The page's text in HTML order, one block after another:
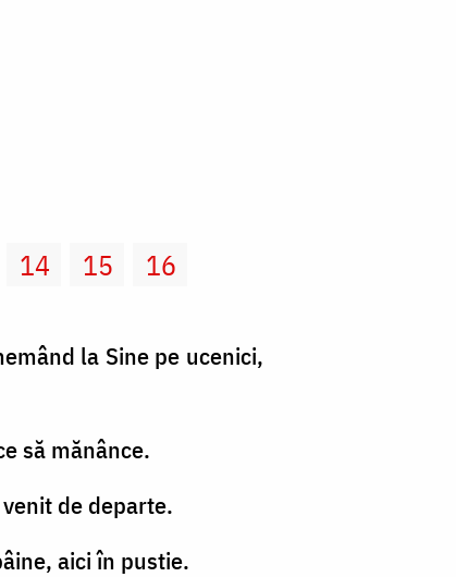
14 15 16
la Sine pe ucenici,
să mănânce.
de departe.
aici în pustie.